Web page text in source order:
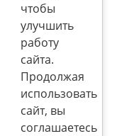
8, стр.10
чтобы
улучшить
работу
сайта.
Продолжая
использовать
сайт, вы
соглашаетесь